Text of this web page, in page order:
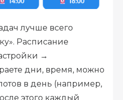
лучше всего
Расписание
→
дни, время, можно
в день (например,
этого каждый